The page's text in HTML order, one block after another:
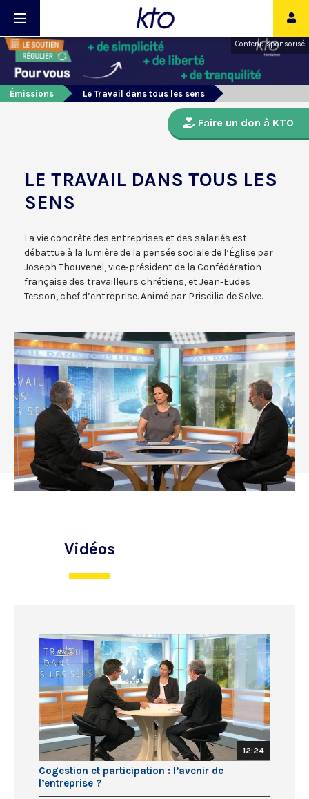
Contenu sponsorisé
Émissions Le Travail dans tous les sens
Faire un don à KTO
LE TRAVAIL DANS TOUS LES
SENS
La vie concrète des entreprises et des salariés est
débattue à la lumière de la pensée sociale de l’Église par
Joseph Thouvenel, vice‑président de la Confédération
française des travailleurs chrétiens, et Jean‑Eudes
Tesson, chef d’entreprise. Animé par Priscilia de Selve.
Vidéos
12:24
Cogestion et participation : l’avenir de
l’entreprise ?